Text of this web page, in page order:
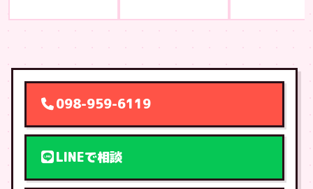
098-959-6119
LINEで相談